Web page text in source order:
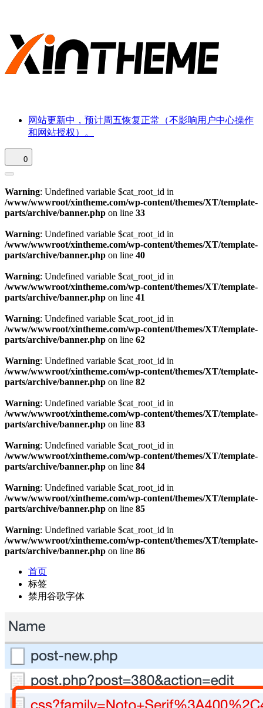
网站更新中，预计周五恢复正常（不影响用户中心操作
和网站授权）。
0
Warning: Undefined variable $cat_root_id in
/www/wwwroot/xintheme.com/wp-content/themes/XT/template-
parts/archive/banner.php on line 33
Warning: Undefined variable $cat_root_id in
/www/wwwroot/xintheme.com/wp-content/themes/XT/template-
parts/archive/banner.php on line 40
Warning: Undefined variable $cat_root_id in
/www/wwwroot/xintheme.com/wp-content/themes/XT/template-
parts/archive/banner.php on line 41
Warning: Undefined variable $cat_root_id in
/www/wwwroot/xintheme.com/wp-content/themes/XT/template-
parts/archive/banner.php on line 62
Warning: Undefined variable $cat_root_id in
/www/wwwroot/xintheme.com/wp-content/themes/XT/template-
parts/archive/banner.php on line 82
Warning: Undefined variable $cat_root_id in
/www/wwwroot/xintheme.com/wp-content/themes/XT/template-
parts/archive/banner.php on line 83
Warning: Undefined variable $cat_root_id in
/www/wwwroot/xintheme.com/wp-content/themes/XT/template-
parts/archive/banner.php on line 84
Warning: Undefined variable $cat_root_id in
/www/wwwroot/xintheme.com/wp-content/themes/XT/template-
parts/archive/banner.php on line 85
Warning: Undefined variable $cat_root_id in
/www/wwwroot/xintheme.com/wp-content/themes/XT/template-
parts/archive/banner.php on line 86
首页
标签
禁用谷歌字体